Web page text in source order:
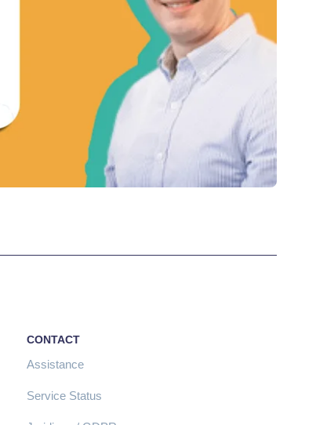
CONTACT
Assistance
Service Status